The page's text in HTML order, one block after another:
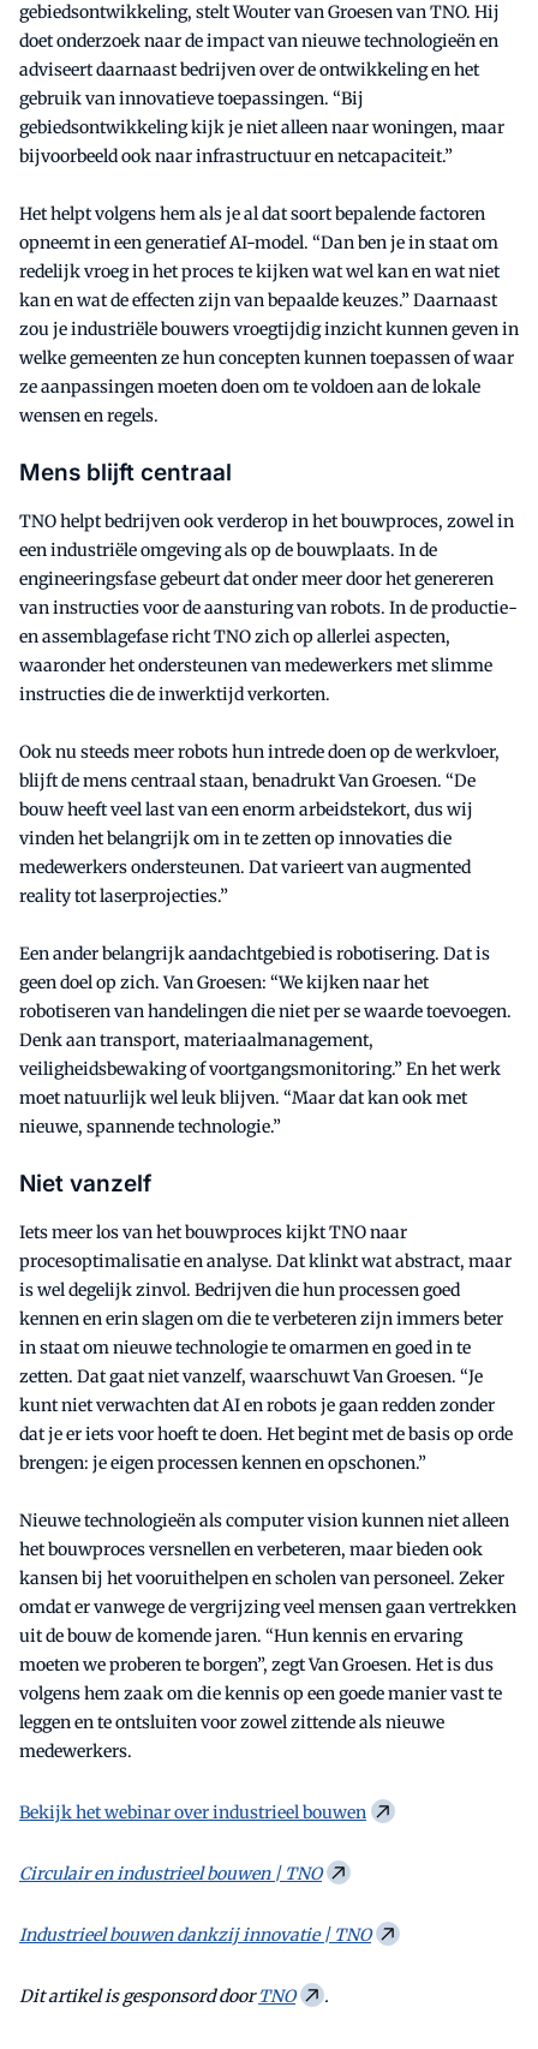
gebiedsontwikkeling, stelt Wouter van Groesen van TNO. Hij
doet onderzoek naar de impact van nieuwe technologieën en
adviseert daarnaast bedrijven over de ontwikkeling en het
gebruik van innovatieve toepassingen. “Bij
gebiedsontwikkeling kijk je niet alleen naar woningen, maar
bijvoorbeeld ook naar infrastructuur en netcapaciteit.”
Het helpt volgens hem als je al dat soort bepalende factoren
opneemt in een generatief AI-model. “Dan ben je in staat om
redelijk vroeg in het proces te kijken wat wel kan en wat niet
kan en wat de effecten zijn van bepaalde keuzes.” Daarnaast
zou je industriële bouwers vroegtijdig inzicht kunnen geven in
welke gemeenten ze hun concepten kunnen toepassen of waar
ze aanpassingen moeten doen om te voldoen aan de lokale
wensen en regels.
Mens blijft centraal
TNO helpt bedrijven ook verderop in het bouwproces, zowel in
een industriële omgeving als op de bouwplaats. In de
engineeringsfase gebeurt dat onder meer door het genereren
van instructies voor de aansturing van robots. In de productie-
en assemblagefase richt TNO zich op allerlei aspecten,
waaronder het ondersteunen van medewerkers met slimme
instructies die de inwerktijd verkorten.
Ook nu steeds meer robots hun intrede doen op de werkvloer,
blijft de mens centraal staan, benadrukt Van Groesen. “De
bouw heeft veel last van een enorm arbeidstekort, dus wij
vinden het belangrijk om in te zetten op innovaties die
medewerkers ondersteunen. Dat varieert van augmented
reality tot laserprojecties.”
Een ander belangrijk aandachtgebied is robotisering. Dat is
geen doel op zich. Van Groesen: “We kijken naar het
robotiseren van handelingen die niet per se waarde toevoegen.
Denk aan transport, materiaalmanagement,
veiligheidsbewaking of voortgangsmonitoring.” En het werk
moet natuurlijk wel leuk blijven. “Maar dat kan ook met
nieuwe, spannende technologie.”
Niet vanzelf
Iets meer los van het bouwproces kijkt TNO naar
procesoptimalisatie en analyse. Dat klinkt wat abstract, maar
is wel degelijk zinvol. Bedrijven die hun processen goed
kennen en erin slagen om die te verbeteren zijn immers beter
in staat om nieuwe technologie te omarmen en goed in te
zetten. Dat gaat niet vanzelf, waarschuwt Van Groesen. “Je
kunt niet verwachten dat AI en robots je gaan redden zonder
dat je er iets voor hoeft te doen. Het begint met de basis op orde
brengen: je eigen processen kennen en opschonen.”
Nieuwe technologieën als computer vision kunnen niet alleen
het bouwproces versnellen en verbeteren, maar bieden ook
kansen bij het vooruithelpen en scholen van personeel. Zeker
omdat er vanwege de vergrijzing veel mensen gaan vertrekken
uit de bouw de komende jaren. “Hun kennis en ervaring
moeten we proberen te borgen”, zegt Van Groesen. Het is dus
volgens hem zaak om die kennis op een goede manier vast te
leggen en te ontsluiten voor zowel zittende als nieuwe
medewerkers.
Bekijk het webinar over industrieel bouwen
Circulair en industrieel bouwen | TNO
Industrieel bouwen dankzij innovatie | TNO
Dit artikel is gesponsord doorTNO .